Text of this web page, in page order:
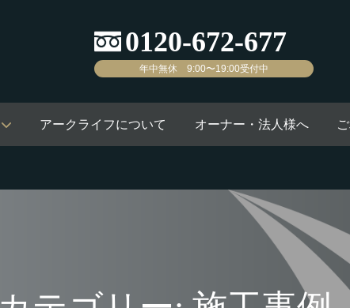
年中無休 9:00〜19:00受付中
アークライフについて オーナー・法人様へ